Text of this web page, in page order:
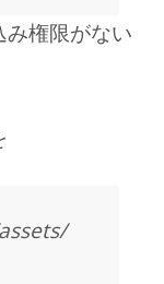
権限がない